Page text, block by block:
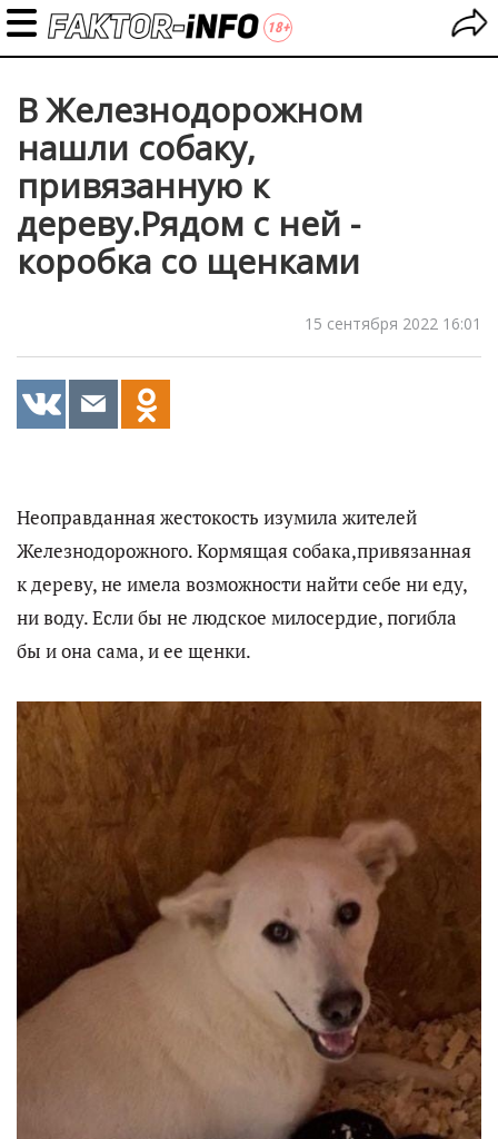
В Железнодорожном
нашли собаку,
привязанную к
дереву.Рядом с ней -
коробка со щенками
15 сентября 2022 16:01
Неоправданная жестокость изумила жителей
Железнодорожного. Кормящая собака,привязанная
к дереву, не имела возможности найти себе ни еду,
ни воду. Если бы не людское милосердие, погибла
бы и она сама, и ее щенки.